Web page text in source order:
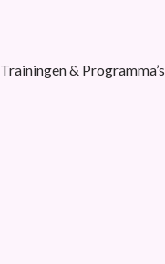
Trainingen & Programma’s